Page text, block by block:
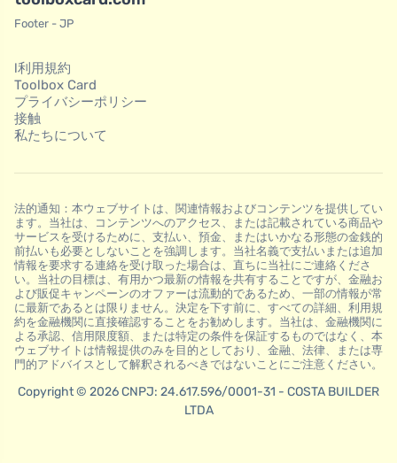
Footer - JP
l利用規約
Toolbox Card
プライバシーポリシー
接触
私たちについて
法的通知：本ウェブサイトは、関連情報およびコンテンツを提供してい
ます。当社は、コンテンツへのアクセス、または記載されている商品や
サービスを受けるために、支払い、預金、またはいかなる形態の金銭的
前払いも必要としないことを強調します。当社名義で支払いまたは追加
情報を要求する連絡を受け取った場合は、直ちに当社にご連絡くださ
い。当社の目標は、有用かつ最新の情報を共有することですが、金融お
よび販促キャンペーンのオファーは流動的であるため、一部の情報が常
に最新であるとは限りません。決定を下す前に、すべての詳細、利用規
約を金融機関に直接確認することをお勧めします。当社は、金融機関に
よる承認、信用限度額、または特定の条件を保証するものではなく、本
ウェブサイトは情報提供のみを目的としており、金融、法律、または専
門的アドバイスとして解釈されるべきではないことにご注意ください。
Copyright © 2026 CNPJ: 24.617.596/0001-31 - COSTA BUILDER
LTDA